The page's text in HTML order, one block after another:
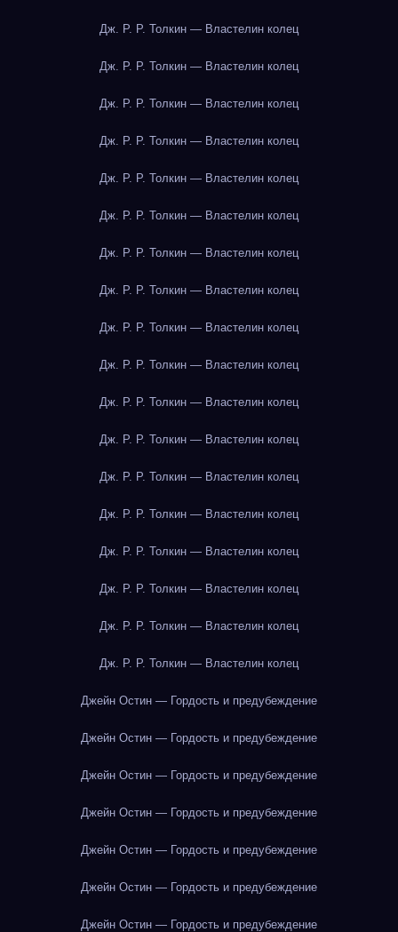
Дж. Р. Р. Толкин — Властелин колец
Дж. Р. Р. Толкин — Властелин колец
Дж. Р. Р. Толкин — Властелин колец
Дж. Р. Р. Толкин — Властелин колец
Дж. Р. Р. Толкин — Властелин колец
Дж. Р. Р. Толкин — Властелин колец
Дж. Р. Р. Толкин — Властелин колец
Дж. Р. Р. Толкин — Властелин колец
Дж. Р. Р. Толкин — Властелин колец
Дж. Р. Р. Толкин — Властелин колец
Дж. Р. Р. Толкин — Властелин колец
Дж. Р. Р. Толкин — Властелин колец
Дж. Р. Р. Толкин — Властелин колец
Дж. Р. Р. Толкин — Властелин колец
Дж. Р. Р. Толкин — Властелин колец
Дж. Р. Р. Толкин — Властелин колец
Дж. Р. Р. Толкин — Властелин колец
Дж. Р. Р. Толкин — Властелин колец
Джейн Остин — Гордость и предубеждение
Джейн Остин — Гордость и предубеждение
Джейн Остин — Гордость и предубеждение
Джейн Остин — Гордость и предубеждение
Джейн Остин — Гордость и предубеждение
Джейн Остин — Гордость и предубеждение
Джейн Остин — Гордость и предубеждение